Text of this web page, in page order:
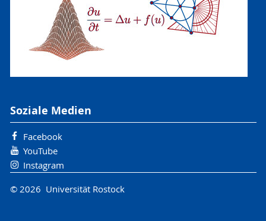
Soziale Medien
Facebook
YouTube
Instagram
© 2026 Universität Rostock